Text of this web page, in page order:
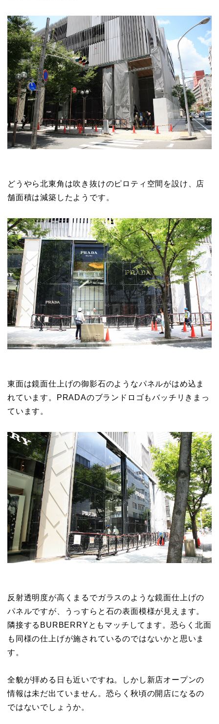
どうやら北東角は吹き抜けのピロティ空間を設け、店
舗面積は減築したようです。
東面は鏡面仕上げの御影石のようなパネルがはめ込ま
れています。PRADAのブランドロゴもバッチリきまっ
ています。
反射透明度が高くまるでガラスのような鏡面仕上げの
パネルですが、うっすらと石の表面模様が見えます。
隣接するBURBERRYともマッチしてます。恐らく北面
も同様の仕上げが施されているのではないかと思いま
す。
全貌が拝める日も近いですね。しかし新店オープンの
情報は未だ出ていません。恐らく秋頃の開店になるの
ではないでしょうか。